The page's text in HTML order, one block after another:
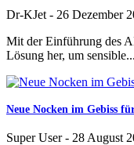
Dr-KJet - 26 Dezember
Mit der Einführung des
Lösung her, um sensible...
Neue Nocken im Gebiss
Super User- 28 August